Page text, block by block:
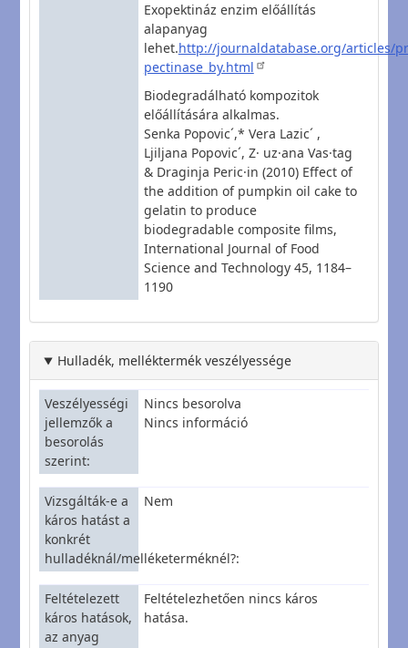
Exopektináz enzim előállítás
alapanyag
lehet.http://journaldatabase.org/articles/
pectinase_by.html
Biodegradálható kompozitok
előállítására alkalmas.
Senka Popovic´,* Vera Lazic´ ,
Ljiljana Popovic´, Z· uz·ana Vas·tag
& Draginja Peric·in (2010) Effect of
the addition of pumpkin oil cake to
gelatin to produce
biodegradable composite films,
International Journal of Food
Science and Technology 45, 1184–
1190
Hulladék, melléktermék veszélyessége
Veszélyességi
jellemzők a
besorolás
szerint
Nincs besorolva
Nincs információ
Vizsgálták-e a
káros hatást a
konkrét
hulladéknál/melléketerméknél?
Nem
Feltételezett
káros hatások,
az anyag
Feltételezhetően nincs káros
hatása.